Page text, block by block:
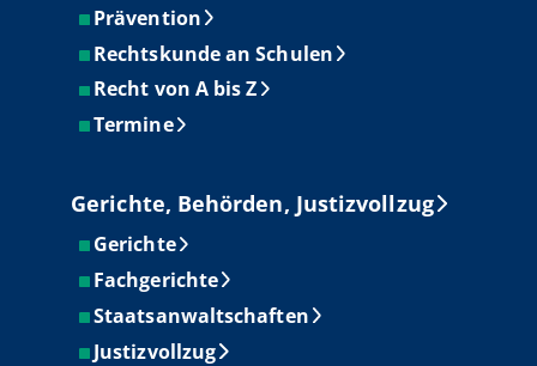
Prävention
Rechtskunde an Schulen
Recht von A bis Z
Termine
Gerichte, Behörden, Justizvollzug
Gerichte
Fachgerichte
Staatsanwaltschaften
Justizvollzug